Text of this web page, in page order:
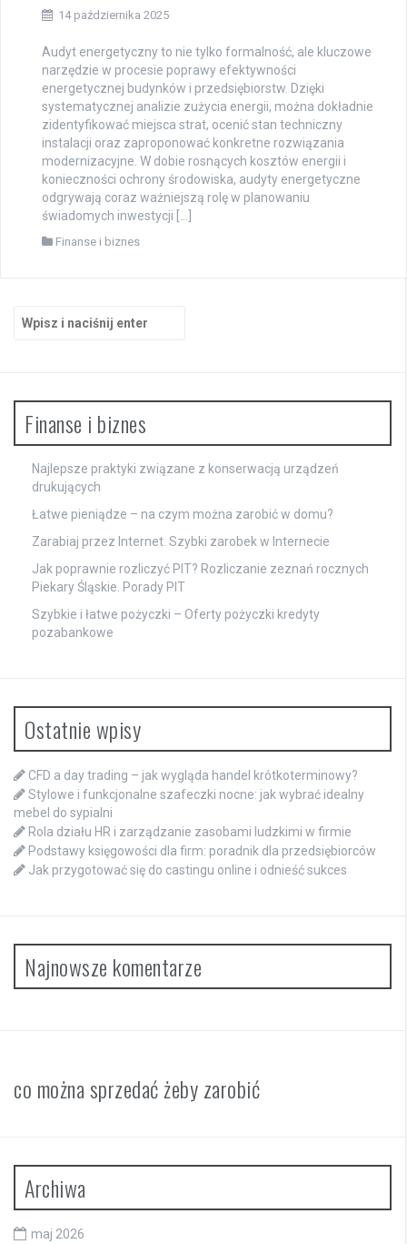
14 października 2025
Audyt energetyczny to nie tylko formalność, ale kluczowe
narzędzie w procesie poprawy efektywności
energetycznej budynków i przedsiębiorstw. Dzięki
systematycznej analizie zużycia energii, można dokładnie
zidentyfikować miejsca strat, ocenić stan techniczny
instalacji oraz zaproponować konkretne rozwiązania
modernizacyjne. W dobie rosnących kosztów energii i
konieczności ochrony środowiska, audyty energetyczne
odgrywają coraz ważniejszą rolę w planowaniu
świadomych inwestycji […]
Finanse i biznes
Finanse i biznes
Najlepsze praktyki związane z konserwacją urządzeń
drukujących
Łatwe pieniądze – na czym można zarobić w domu?
Zarabiaj przez Internet. Szybki zarobek w Internecie
Jak poprawnie rozliczyć PIT? Rozliczanie zeznań rocznych
Piekary Śląskie. Porady PIT
Szybkie i łatwe pożyczki – Oferty pożyczki kredyty
pozabankowe
Ostatnie wpisy
CFD a day trading – jak wygląda handel krótkoterminowy?
Stylowe i funkcjonalne szafeczki nocne: jak wybrać idealny
mebel do sypialni
Rola działu HR i zarządzanie zasobami ludzkimi w firmie
Podstawy księgowości dla firm: poradnik dla przedsiębiorców
Jak przygotować się do castingu online i odnieść sukces
Najnowsze komentarze
co można sprzedać żeby zarobić
Archiwa
maj 2026